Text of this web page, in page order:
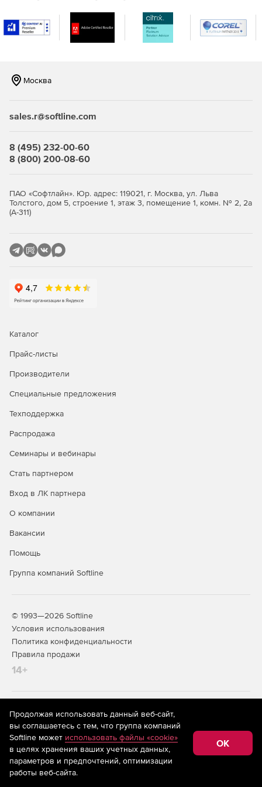
разными операционными системами. Поддержка
мониторинга серверов Windows, Linux, Solaris, HP UX и
IBM AIX.
SQL.
Мониторинг серверов на предмет нагрузки на
центральный процессор, память и жесткий диск,
сервисов, служб Windows, процессов,
файлов и папок.
Использование разнообразных инструментов
подключение к серверам и браузеру.
автоматизации бизнес-процессов.
Автоматизация исправления неполадок; запуск
Интеграция со службой HelpDesk для
тенденций производительности, использования и
пропускной способности сети.
Отправка отчетов по электронной почте, сохранение
Москва
sales.r@softline.com
8 (495) 232-00-60
8 (800) 200-08-60
ПАО «Софтлайн». Юр. адрес: 119021, г. Москва, ул. Льва
Толстого, дом 5, строение 1, этаж 3, помещение 1, комн. № 2, 2а
(А-311)
Каталог
Прайс-листы
Производители
Специальные предложения
Техподдержка
Распродажа
Семинары и вебинары
Стать партнером
Вход в ЛК партнера
О компании
Вакансии
Помощь
Группа компаний Softline
© 1993—2026 Softline
Условия использования
Политика конфиденциальности
Правила продажи
14+
На информационном ресурсе store.softline.ru применяются
рекомендательные технологии
(информационные технологии
предоставления информации на основе сбора,
систематизации и анализа сведений, относящихся к
предпочтениям пользователей сети «Интернет»,
находящихся на территории Российской Федерации)
Продолжая использовать данный веб-сайт,
вы соглашаетесь с тем, что группа компаний
Softline может использовать файлы «cookie»
в целях хранения ваших учетных данных,
параметров и предпочтений, оптимизации
работы веб-сайта.
OK